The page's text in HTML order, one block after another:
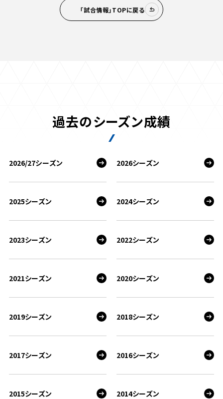
「試合情報」TOPに戻る
過去のシーズン成績
2026/27シーズン 2026シーズン
2025シーズン 2024シーズン
2023シーズン 2022シーズン
2021シーズン 2020シーズン
2019シーズン 2018シーズン
2017シーズン 2016シーズン
2015シーズン 2014シーズン